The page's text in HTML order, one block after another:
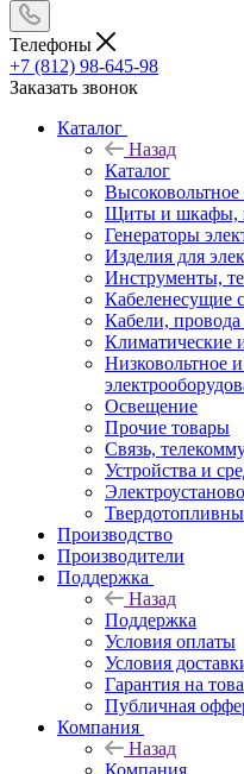
Телефоны
+7 (812) 98-645-98
Заказать звонок
Каталог
Назад
Каталог
Высоковольтное
Щиты и шкафы,
Генераторы
Изделия для
Инструменты,
Кабеленесущие
Кабели, провода
Климатические
Низковольтное
Освещение
Прочие товары
Связь,
Устройства и
Производство
Производители
Поддержка
Назад
Поддержка
Условия оплаты
Условия
Гарантия на
Публичная
Компания
Назад
Компания